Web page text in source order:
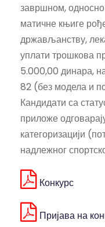
завршном,
матичне књиге
држављанству,
уплати трошкова
5.000,00 динара,
82 (без модела и
Кандидати са
приложе
категоризацији
надлежног
Конкурс
Пријава на